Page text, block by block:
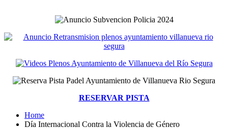
RESERVAR PISTA
Home
Día Internacional Contra la Violencia de Género